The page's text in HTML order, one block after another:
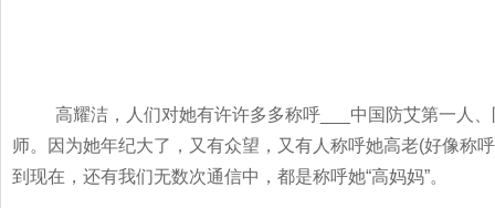
高耀洁，人们对她有许许多多称呼
中国防艾第一人
师。因为她年纪大了，又有众望，又有人称呼她高老(好像称
到现在，还有我们无数次通信中，都是称呼她“高妈妈”。